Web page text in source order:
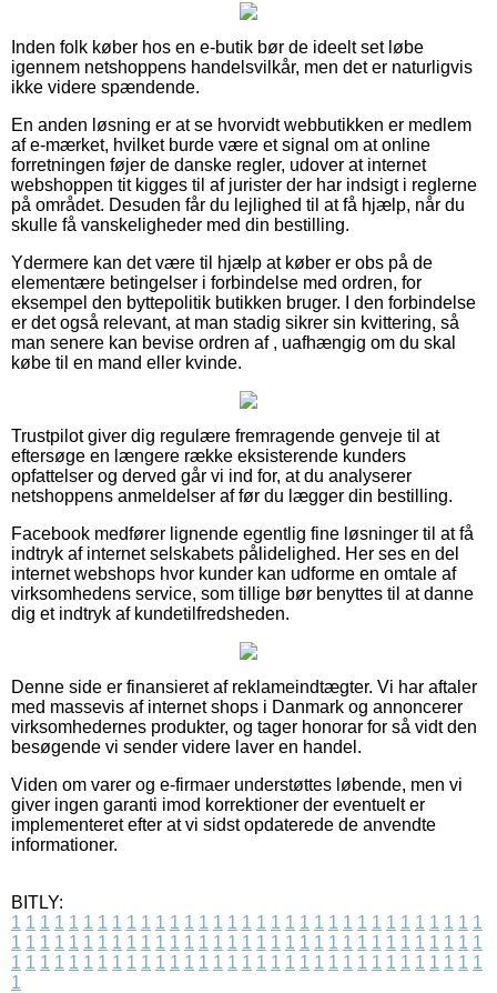
Inden folk køber hos en e-butik bør de ideelt set løbe
igennem netshoppens handelsvilkår, men det er naturligvis
ikke videre spændende.
En anden løsning er at se hvorvidt webbutikken er medlem
af e-mærket, hvilket burde være et signal om at online
forretningen føjer de danske regler, udover at internet
webshoppen tit kigges til af jurister der har indsigt i reglerne
på området. Desuden får du lejlighed til at få hjælp, når du
skulle få vanskeligheder med din bestilling.
Ydermere kan det være til hjælp at køber er obs på de
elementære betingelser i forbindelse med ordren, for
eksempel den byttepolitik butikken bruger. I den forbindelse
er det også relevant, at man stadig sikrer sin kvittering, så
man senere kan bevise ordren af , uafhængig om du skal
købe til en mand eller kvinde.
Trustpilot giver dig regulære fremragende genveje til at
eftersøge en længere række eksisterende kunders
opfattelser og derved går vi ind for, at du analyserer
netshoppens anmeldelser af før du lægger din bestilling.
Facebook medfører lignende egentlig fine løsninger til at få
indtryk af internet selskabets pålidelighed. Her ses en del
internet webshops hvor kunder kan udforme en omtale af
virksomhedens service, som tillige bør benyttes til at danne
dig et indtryk af kundetilfredsheden.
Denne side er finansieret af reklameindtægter. Vi har aftaler
med massevis af internet shops i Danmark og annoncerer
virksomhedernes produkter, og tager honorar for så vidt den
besøgende vi sender videre laver en handel.
Viden om varer og e-firmaer understøttes løbende, men vi
giver ingen garanti imod korrektioner der eventuelt er
implementeret efter at vi sidst opdaterede de anvendte
informationer.
BITLY:
1 1 1 1 1 1 1 1 1 1 1 1 1 1 1 1 1 1 1 1 1 1 1 1 1 1 1 1 1 1 1 1 1
1 1 1 1 1 1 1 1 1 1 1 1 1 1 1 1 1 1 1 1 1 1 1 1 1 1 1 1 1 1 1 1 1
1 1 1 1 1 1 1 1 1 1 1 1 1 1 1 1 1 1 1 1 1 1 1 1 1 1 1 1 1 1 1 1 1
1